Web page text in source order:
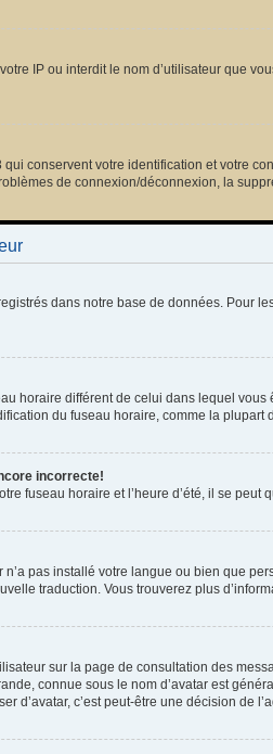
IP ou interdit le nom d’utilisateur que
conservent votre identification et votre
de connexion/déconnexion, la
dans notre base de données. Pour
horaire différent de celui dans lequel
du fuseau horaire, comme la
incorrecte!
fuseau horaire et l’heure d’été, il se
pas installé votre langue ou bien que
traduction. Vous trouverez plus
sur la page de consultation des
connue sous le nom d’avatar est
d’avatar, c’est peut-être une décision de